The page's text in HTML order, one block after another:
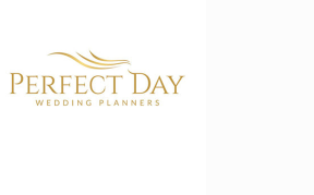
www.perfectday.pl